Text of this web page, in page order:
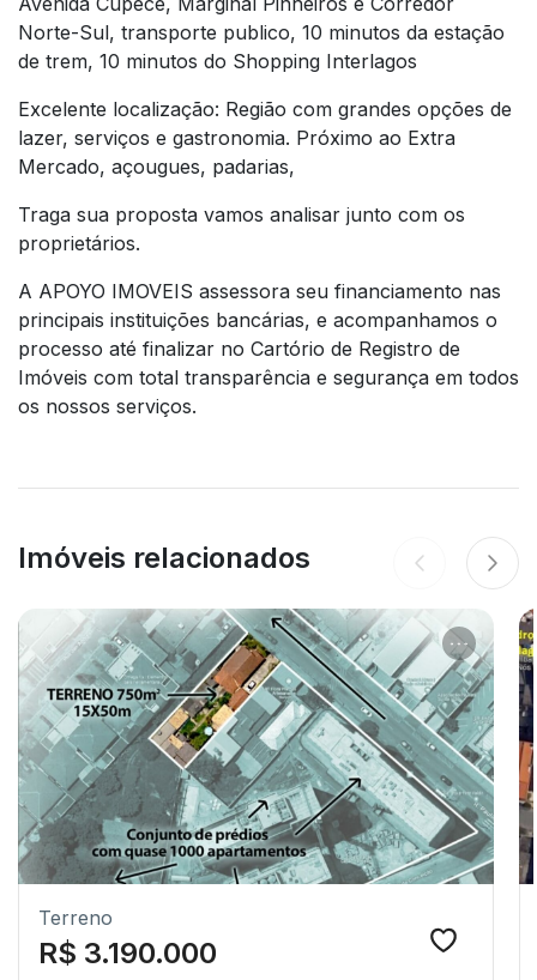
Norte-Sul, transporte publico, 10 minutos da estação
de trem, 10 minutos do Shopping Interlagos
Excelente localização: Região com grandes opções de
lazer, serviços e gastronomia. Próximo ao Extra
Mercado, açougues, padarias,
Traga sua proposta vamos analisar junto com os
proprietários.
A APOYO IMOVEIS assessora seu financiamento nas
principais instituições bancárias, e acompanhamos o
processo até finalizar no Cartório de Registro de
Imóveis com total transparência e segurança em todos
os nossos serviços.
Imóveis relacionados
Terreno
R$ 3.190.000